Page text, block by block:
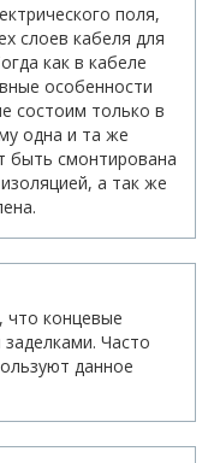
поля,
слоев кабеля для
как в кабеле
особенности
состоим только в
одна и та же
быть смонтирована
а так же
что концевые
Часто
данное